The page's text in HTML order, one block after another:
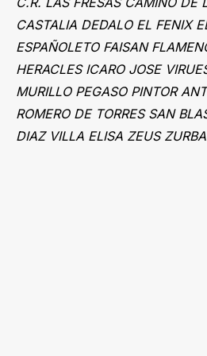
CASTALIA DEDALO EL FENIX
ESPAÑOLETO FAISAN
HERACLES ICARO JOSE
MURILLO PEGASO PINTOR
ROMERO DE TORRES SAN
DIAZ VILLA ELISA ZEUS